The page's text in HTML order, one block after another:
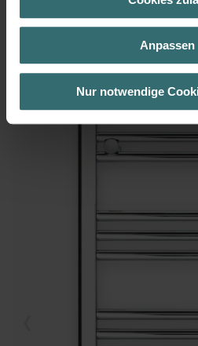
Sie weitere Informationen. Durch
der Auswahl von „Statistiken“
Besuchsverlauf auf unserer
bestmögliche Nutzererfahrung zu
selbstverständlich über einen Link
Zehnder Group België nv/sa:
Zehnder Group Czech Republic
osobních údajů
Zehnder Group Italia S.r.l.:
Zehnder Group İç Mekan
Anpassen
Nur notwendige